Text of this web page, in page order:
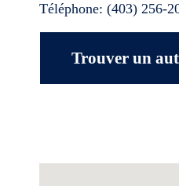
Téléphone: (403) 256-
Trouver un